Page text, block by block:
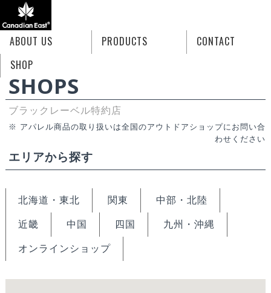
ABOUT US PRODUCTS
CONTACT
SHOP
HOME SHOPS ブラックレーベル特約店
SHOPS
ブラックレーベル特約店
※ アパレル商品の取り扱いは全国のアウトドアショップにお問い合
わせください
エリアから探す
北海道・東北 関東 中部・北陸
近畿 中国 四国 九州・沖縄
オンラインショップ